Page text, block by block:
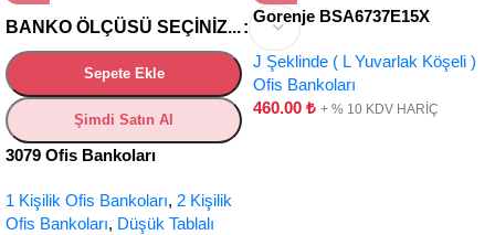
BANKO ÖLÇÜSÜ SEÇINIZ...
Sepete Ekle
Şimdi Satın Al
3079 Ofis Bankoları
1 Kişilik Ofis Bankoları, 2 Kişilik
Ofis Bankoları, Düşük Tablalı
Gorenje BSA6737E15X
J Şeklinde ( L Yuvarlak Köşeli )
Ofis Bankoları
460.00 ₺ + % 10 KDV HARİÇ